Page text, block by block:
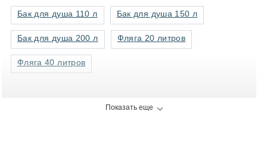
Бак для душа 110 л Бак для душа 150 л
Бак для душа 200 л Фляга 20 литров
Фляга 40 литров
Показать еще